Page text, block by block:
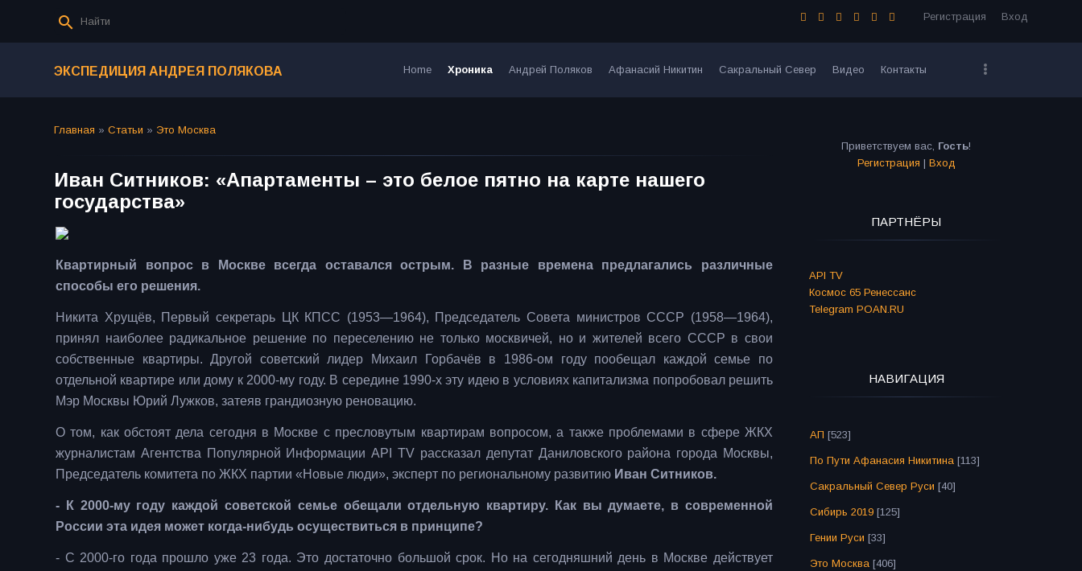
Регистрация Вход
ЭКСПЕДИЦИЯ АНДРЕЯ ПОЛЯКОВА Home Хроника Андрей Поляков Афанасий Никитин Сакральный Север Видео Контакты
Главная » Статьи » Это Москва
Иван Ситников: «Апартаменты – это белое пятно на карте нашего
государства»
Квартирный вопрос в Москве всегда оставался острым. В разные времена предлагались различные
способы его решения.
Никита Хрущёв, Первый секретарь ЦК КПСС (1953—1964), Председатель Совета министров СССР (1958—1964),
принял наиболее радикальное решение по переселению не только москвичей, но и жителей всего СССР в свои
собственные квартиры. Другой советский лидер Михаил Горбачёв в 1986-ом году пообещал каждой семье по
отдельной квартире или дому к 2000-му году. В середине 1990-х эту идею в условиях капитализма попробовал решить
Мэр Москвы Юрий Лужков, затеяв грандиозную реновацию.
О том, как обстоят дела сегодня в Москве с пресловутым квартирам вопросом, а также проблемами в сфере ЖКХ
журналистам Агентства Популярной Информации API TV рассказал депутат Даниловского района города Москвы,
Председатель комитета по ЖКХ партии «Новые люди», эксперт по региональному развитию Иван Ситников.
- К 2000-му году каждой советской семье обещали отдельную квартиру. Как вы думаете, в современной
России эта идея может когда-нибудь осуществиться в принципе?
- С 2000-го года прошло уже 23 года. Это достаточно большой срок. Но на сегодняшний день в Москве действует
Приветствуем вас, Гость!
Регистрация | Вход
ПАРТНЁРЫ
API TV
Космос 65 Ренессанс
Telegram POAN.RU
НАВИГАЦИЯ
АП [523]
По Пути Афанасия Никитина [113]
Сакральный Север Руси [40]
Сибирь 2019 [125]
Гении Руси [33]
Это Москва [406]